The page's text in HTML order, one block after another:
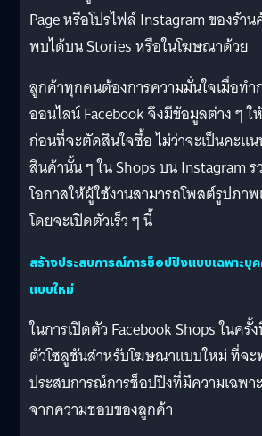
Page หรือโปรไฟล์ Instagram ของร้า
พบได้บน Stories หรือในโฆษณาด้วย
ลูกค้าทุกคนต้องการความมั่นใจเมื่อทำ
ออนไลน์ Facebook จึงมีข้อมูลต่าง ๆ
ก่อนที่จะตัดสินใจซื้อ ไม่ว่าจะเป็นคะแน
สินค้านั้น ๆ ใน Shops บน Instagram
โอกาสให้ผู้ใช้งานสามารถโพสต์รูปภา
โดยจะเปิดตัวเร็ว ๆ นี้
สร้างประสบการณ์การช็อปปิงแบบเฉพาะบุ
แบบใหม่
ในการเปิดตัว Facebook Shops ในครั้
ตัวโซลูชันสำหรับโฆษณาแบบใหม่ ที่จะ
ประสบการณ์การช็อปปิงที่มีความเฉพ
จากความชอบของลูกค้า